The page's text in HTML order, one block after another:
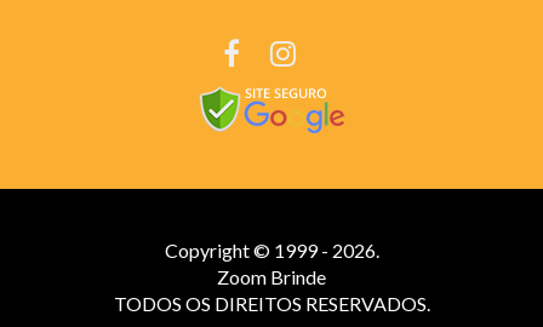
Copyright © 1999 - 2026.
Zoom Brinde
TODOS OS DIREITOS RESERVADOS.